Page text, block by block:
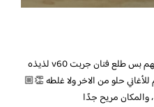
بالرغم اني كنت متردده في تجربتي لقهوتهم بس طلع فنان جربت v60 لذيذه
حلو من الاخر ولا غلطه 👏🏼
والمكان مريح جدًا